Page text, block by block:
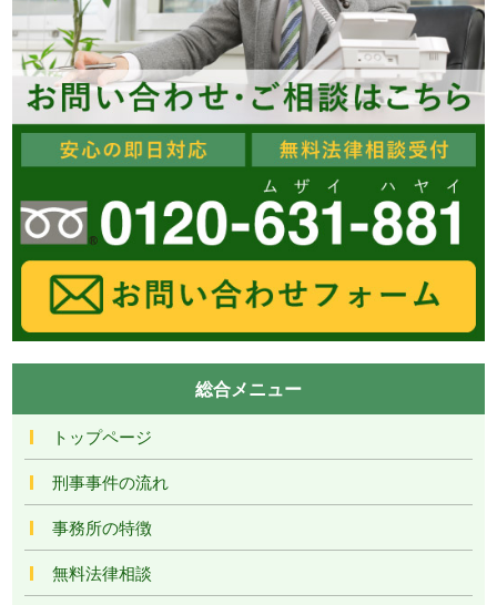
総合メニュー
トップページ
刑事事件の流れ
事務所の特徴
無料法律相談